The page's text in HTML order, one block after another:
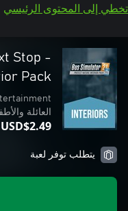
تخطي إلى المحتوى الرئيسي
Stop -
Pack
العائلة
USD$2.49
يتطلب توفر لعبة